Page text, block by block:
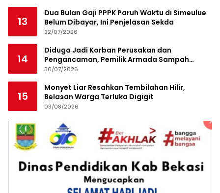
13
Dua Bulan Gaji PPPK Paruh Waktu di Simeulue
Belum Dibayar, Ini Penjelasan Sekda
22/07/2026
14
Diduga Jadi Korban Perusakan dan
Pengancaman, Pemilik Armada Sampah
Siapkan Laporan Polisi
30/07/2026
15
Monyet Liar Resahkan Tembilahan Hilir,
Belasan Warga Terluka Digigit
03/08/2026